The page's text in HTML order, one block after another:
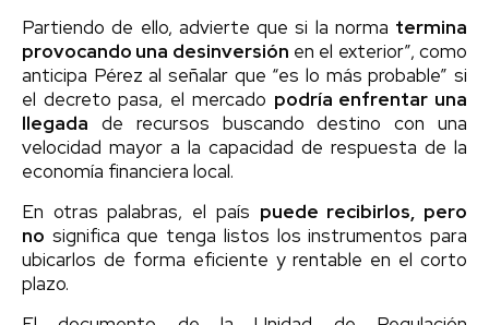
Partiendo de ello, advierte que si la norma termina
provocando una desinversión en el exterior”, como
anticipa Pérez al señalar que “es lo más probable” si
el decreto pasa, el mercado podría enfrentar una
llegada de recursos buscando destino con una
velocidad mayor a la capacidad de respuesta de la
economía financiera local.
En otras palabras, el país puede recibirlos, pero
no significa que tenga listos los instrumentos para
ubicarlos de forma eficiente y rentable en el corto
plazo.